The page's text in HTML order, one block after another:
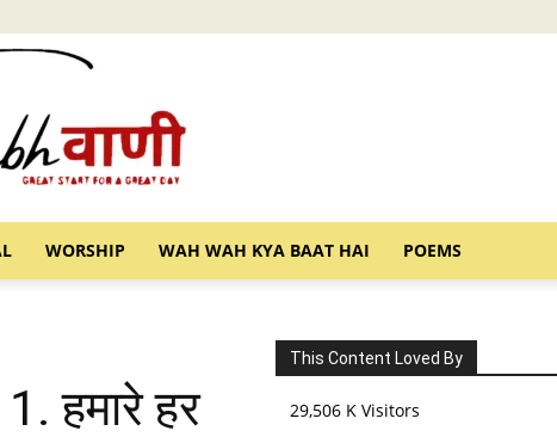
WORSHIP WAH WAH KYA BAAT HAI POEMS
हमारे हर
This Content Loved By
29,506 K Visitors